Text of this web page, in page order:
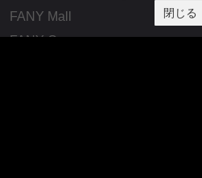
FANY Mall
FANY Commu
閉じる